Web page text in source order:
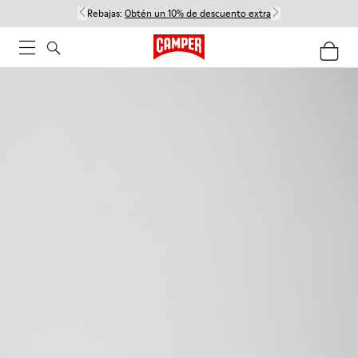
Rebajas: Obtén un 10% de descuento extra